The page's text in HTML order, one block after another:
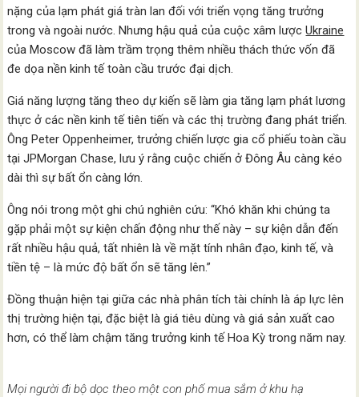
nặng của lạm phát giá tràn lan đối với triển vọng tăng trưởng
trong và ngoài nước. Nhưng hậu quả của cuộc xâm lượcUkraine
của Moscow đã làm trầm trọng thêm nhiều thách thức vốn đã
đe dọa nền kinh tế toàn cầu trước đại dịch.
Giá năng lượng tăng theo dự kiến ​​sẽ làm gia tăng lạm phát lương
thực ở các nền kinh tế tiên tiến và các thị trường đang phát triển.
Ông Peter Oppenheimer, trưởng chiến lược gia cổ phiếu toàn cầu
tại JPMorgan Chase, lưu ý rằng cuộc chiến ở Đông Âu càng kéo
dài thì sự bất ổn càng lớn.
Ông nói trong một ghi chú nghiên cứu: “Khó khăn khi chúng ta
gặp phải một sự kiện chấn động như thế này – sự kiện dẫn đến
rất nhiều hậu quả, tất nhiên là về mặt tính nhân đạo, kinh tế, và
tiền tệ – là mức độ bất ổn sẽ tăng lên.”
Đồng thuận hiện tại giữa các nhà phân tích tài chính là áp lực lên
thị trường hiện tại, đặc biệt là giá tiêu dùng và giá sản xuất cao
hơn, có thể làm chậm tăng trưởng kinh tế Hoa Kỳ trong năm nay.
Mọi người đi bộ dọc theo một con phố mua sắm ở khu hạ